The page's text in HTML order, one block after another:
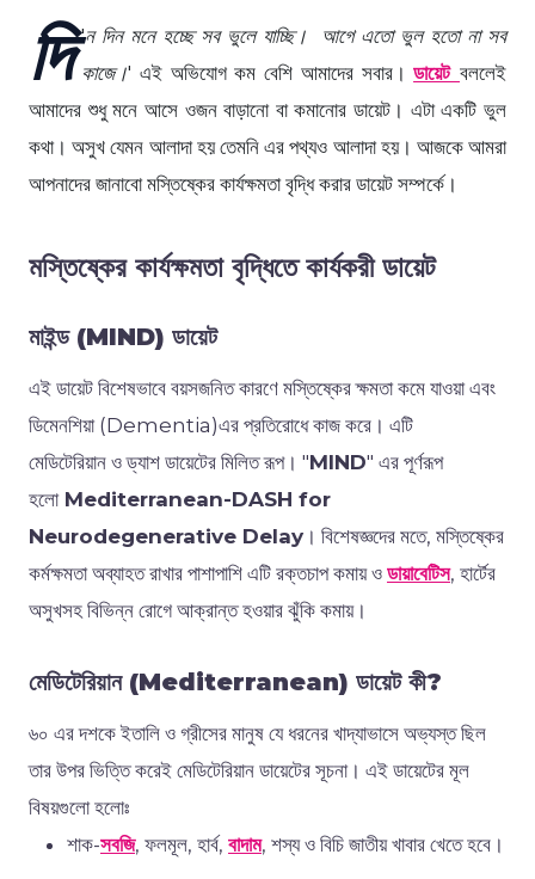
'
দি ন দিন মনে হচ্ছে সব ভুলে যাচ্ছি। আগে এতো ভুল হতো না সব
কাজে।' এই অভিযোগ কম বেশি আমাদের সবার। ডায়েট বললেই
আমাদের শুধু মনে আসে ওজন বাড়ানো বা কমানোর ডায়েট। এটা একটি ভুল
কথা।অসুখ যেমন আলাদা হয় তেমনি এর পথ্যও আলাদা হয়। আজকে আমরা
আপনাদের জানাবো মস্তিষ্কের কার্যক্ষমতা বৃদ্ধি করার ডায়েট সম্পর্কে।
মস্তিষ্কের কার্যক্ষমতা বৃদ্ধিতে কার্যকরী ডায়েট
মাইন্ড (MIND) ডায়েট
এই ডায়েট বিশেষভাবে বয়সজনিত কারণে মস্তিষ্কের ক্ষমতা কমে যাওয়া এবং
ডিমেনশিয়া (Dementia)এর প্রতিরোধে কাজ করে। এটি
মেডিটেরিয়ান ওড্যাশ ডায়েটের মিলিত রূপ। "MIND" এর পূর্ণরূপ
হলোMediterranean-DASH for
Neurodegenerative Delay । বিশেষজ্ঞদের মতে, মস্তিষ্কের
কর্মক্ষমতা অব্যাহত রাখার পাশাপাশি এটি রক্তচাপ কমায় ও ডায়াবেটিস, হার্টের
অসুখসহ বিভিন্ন রোগে আক্রান্ত হওয়ার ঝুঁকি কমায়।
মেডিটেরিয়ান (Mediterranean) ডায়েটকী?
৬০ এর দশকে ইতালি ও গ্রীসের মানুষ যে ধরনের খাদ্যাভাসে অভ্যস্ত ছিল
তার উপর ভিত্তি করেই মেডিটেরিয়ান ডায়েটের সূচনা। এই ডায়েটের মূল
বিষয়গুলো হলোঃ
শাক-সবজি, ফলমূল, হার্ব, বাদাম, শস্য ও বিচি জাতীয় খাবার খেতে হবে।